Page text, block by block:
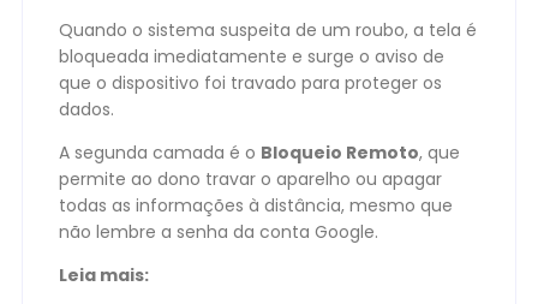
Quando o sistema suspeita de um roubo, a tela é
bloqueada imediatamente e surge o aviso de
que o dispositivo foi travado para proteger os
dados.
A segunda camada é o Bloqueio Remoto, que
permite ao dono travar o aparelho ou apagar
todas as informações à distância, mesmo que
não lembre a senha da conta Google.
Leia mais: